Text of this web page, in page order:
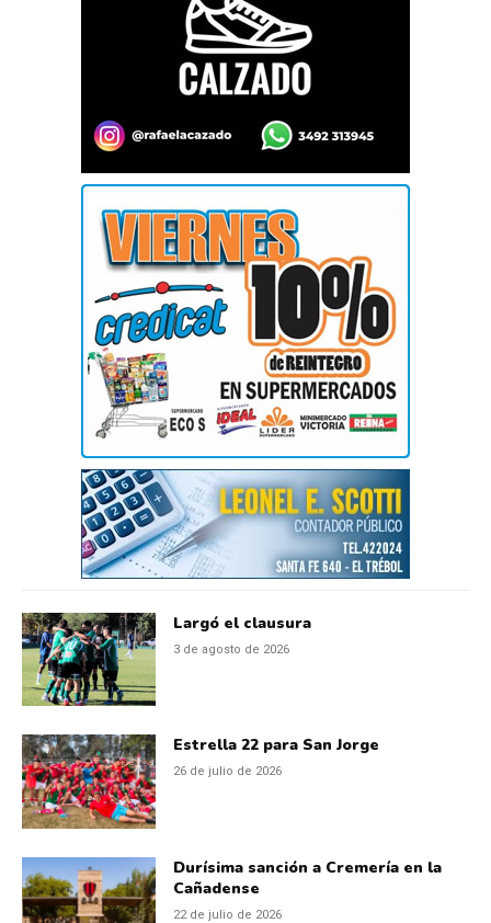
Largó el clausura
3 de agosto de 2026
Estrella 22 para San Jorge
26 de julio de 2026
Durísima sanción a Cremería en la
Cañadense
22 de julio de 2026